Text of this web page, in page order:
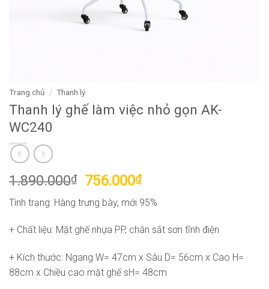
Trang chủ / Thanh lý
Thanh lý ghế làm việc nhỏ gọn AK-
WC240
1.890.000₫
Giá
gốc
là:
1.890.000₫.
756.000₫Giá
hiện
tại
là:
756.000₫.
Tình trạng: Hàng trưng bày, mới 95%
+ Chất liệu: Mặt ghế nhựa PP, chân sắt sơn tĩnh điện
+ Kích thước: Ngang W= 47cm x Sâu D= 56cm x Cao H=
88cm x Chiều cao mặt ghế sH= 48cm